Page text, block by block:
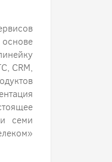
CRM,
семи